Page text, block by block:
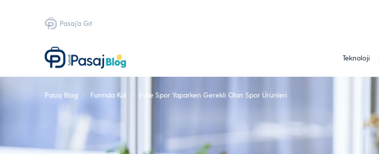
Pasaj'a Git
Teknoloji
Pasaj Blog Formda Kal Evde Spor Yaparken Gerekli Olan Spor Ürünleri